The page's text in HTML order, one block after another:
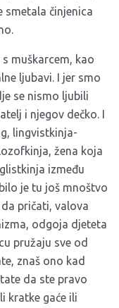
smetala činjenica
muškarcem, kao
ljubavi. I jer smo
se nismo ljubili
i njegov dečko. I
lingvistkinja-
žena koja
između
je tu još mnoštvo
pričati, valova
odgoja djeteta
pružaju sve od
znaš ono kad
da ste pravo
kratke gaće ili